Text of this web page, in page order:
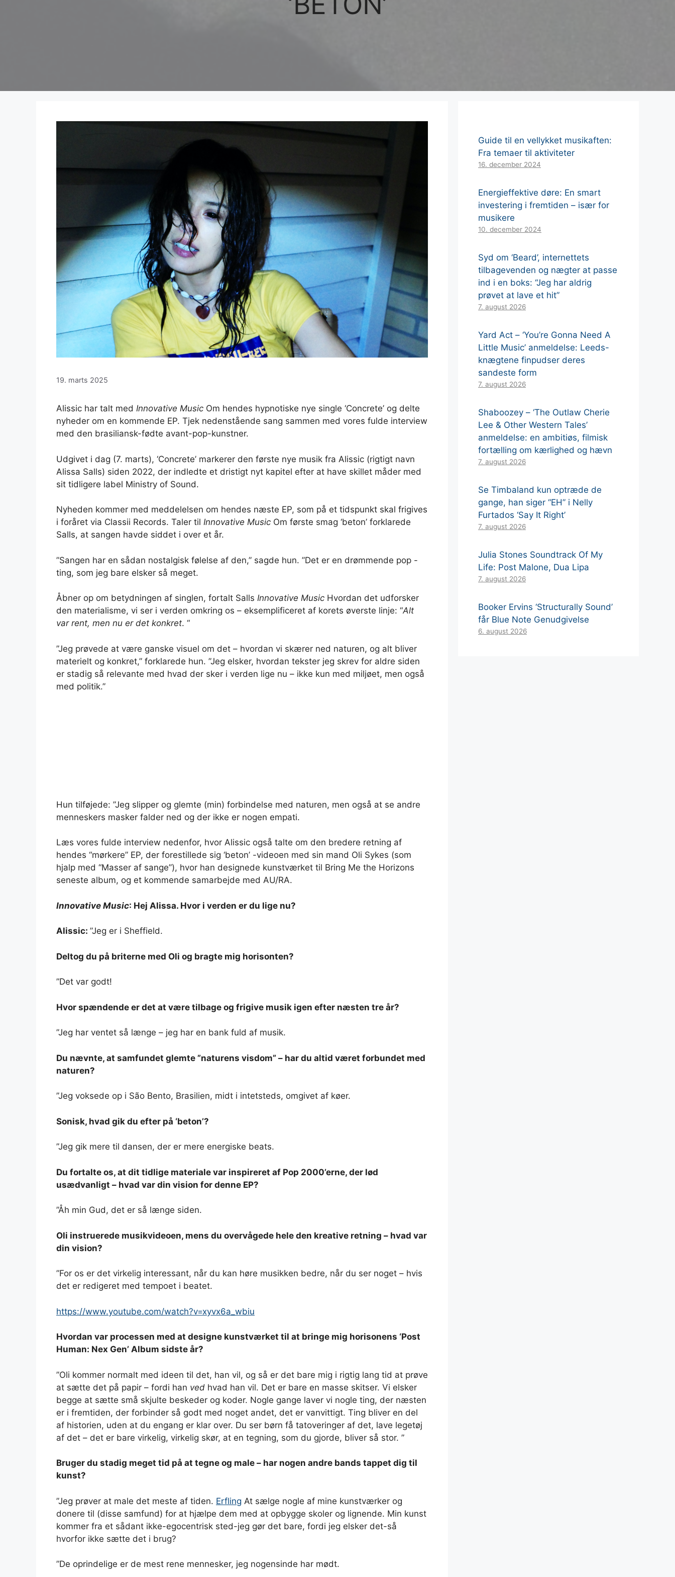
19. marts 2025
Alissic har talt med Innovative Music Om hendes hypnotiske nye single ‘Concrete’ og delte
nyheder om en kommende EP. Tjek nedenstående sang sammen med vores fulde interview
med den brasiliansk-fødte avant-pop-kunstner.
Udgivet i dag (7. marts), ‘Concrete’ markerer den første nye musik fra Alissic (rigtigt navn
Alissa Salls) siden 2022, der indledte et dristigt nyt kapitel efter at have skillet måder med
sit tidligere label Ministry of Sound.
Nyheden kommer med meddelelsen om hendes næste EP, som på et tidspunkt skal frigives
i foråret via Classii Records. Taler til Innovative Music Om første smag ‘beton’ forklarede
Salls, at sangen havde siddet i over et år.
”Sangen har en sådan nostalgisk følelse af den,” sagde hun. ”Det er en drømmende pop -
ting, som jeg bare elsker så meget.
Åbner op om betydningen af ​​singlen, fortalt Salls Innovative Music Hvordan det udforsker
den materialisme, vi ser i verden omkring os – eksemplificeret af korets øverste linje: “Alt
var rent, men nu er det konkret. “
”Jeg prøvede at være ganske visuel om det – hvordan vi skærer ned naturen, og alt bliver
materielt og konkret,” forklarede hun. ”Jeg elsker, hvordan tekster jeg skrev for aldre siden
er stadig så relevante med hvad der sker i verden lige nu – ikke kun med miljøet, men også
med politik.”
Hun tilføjede: ”Jeg slipper og glemte (min) forbindelse med naturen, men også at se andre
menneskers masker falder ned og der ikke er nogen empati.
Læs vores fulde interview nedenfor, hvor Alissic også talte om den bredere retning af
hendes “mørkere” EP, der forestillede sig ‘beton’ -videoen med sin mand Oli Sykes (som
hjalp med “Masser af sange”), hvor han designede kunstværket til Bring Me the Horizons
seneste album, og et kommende samarbejde med AU/RA.
Innovative Music: Hej Alissa. Hvor i verden er du lige nu?
Alissic: ”Jeg er i Sheffield.
Deltog du på briterne med Oli og bragte mig horisonten?
”Det var godt!
Hvor spændende er det at være tilbage og frigive musik igen efter næsten tre år?
”Jeg har ventet så længe – jeg har en bank fuld af musik.
Du nævnte, at samfundet glemte ”naturens visdom” – har du altid været forbundet med
naturen?
”Jeg voksede op i São Bento, Brasilien, midt i intetsteds, omgivet af køer.
Sonisk, hvad gik du efter på ‘beton’?
”Jeg gik mere til dansen, der er mere energiske beats.
Du fortalte os, at dit tidlige materiale var inspireret af Pop 2000’erne, der lød
usædvanligt – hvad var din vision for denne EP?
”Åh min Gud, det er så længe siden.
Oli instruerede musikvideoen, mens du overvågede hele den kreative retning – hvad var
din vision?
”For os er det virkelig interessant, når du kan høre musikken bedre, når du ser noget – hvis
det er redigeret med tempoet i beatet.
https://www.youtube.com/watch?v=xyvx6a_wbiu
Hvordan var processen med at designe kunstværket til at bringe mig horisonens ‘Post
Human: Nex Gen’ Album sidste år?
”Oli kommer normalt med ideen til det, han vil, og så er det bare mig i rigtig lang tid at prøve
at sætte det på papir – fordi han ved hvad han vil. Det er bare en masse skitser. Vi elsker
begge at sætte små skjulte beskeder og koder. Nogle gange laver vi nogle ting, der næsten
er i fremtiden, der forbinder så godt med noget andet, det er vanvittigt. Ting bliver en del
af historien, uden at du engang er klar over. Du ser børn få tatoveringer af det, lave legetøj
af det – det er bare virkelig, virkelig skør, at en tegning, som du gjorde, bliver så stor. ”
Bruger du stadig meget tid på at tegne og male – har nogen andre bands tappet dig til
kunst?
”Jeg prøver at male det meste af tiden. Erfling At sælge nogle af mine kunstværker og
donere til (disse samfund) for at hjælpe dem med at opbygge skoler og lignende. Min kunst
kommer fra et sådant ikke-egocentrisk sted-jeg gør det bare, fordi jeg elsker det-så
hvorfor ikke sætte det i brug?
”De oprindelige er de mest rene mennesker, jeg nogensinde har mødt.
Guide til en vellykket musikaften:
Fra temaer til aktiviteter
16. december 2024
Energieffektive døre: En smart
investering i fremtiden – især for
musikere
10. december 2024
Syd om ‘Beard’, internettets
tilbagevenden og nægter at passe
ind i en boks: “Jeg har aldrig
prøvet at lave et hit”
7. august 2026
Yard Act – ‘You’re Gonna Need A
Little Music’ anmeldelse: Leeds-
knægtene finpudser deres
sandeste form
7. august 2026
Shaboozey – ‘The Outlaw Cherie
Lee & Other Western Tales’
anmeldelse: en ambitiøs, filmisk
fortælling om kærlighed og hævn
7. august 2026
Se Timbaland kun optræde de
gange, han siger “EH” i Nelly
Furtados ‘Say It Right’
7. august 2026
Julia Stones Soundtrack Of My
Life: Post Malone, Dua Lipa
7. august 2026
Booker Ervins ‘Structurally Sound’
får Blue Note Genudgivelse
6. august 2026